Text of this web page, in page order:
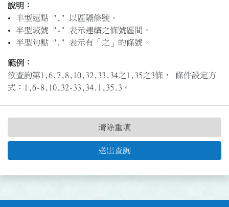
說明：
半型逗點 "," 以區隔條號。
半型減號 "-" 表示連續之條號區間。
半型句點 "." 表示有「之」的條號。
範例：
欲查詢第1,6,7,8,10,32,33,34之1,35之3條， 條件設定方
式：1,6-8,10,32-33,34.1,35.3。
送出查詢
清除重填